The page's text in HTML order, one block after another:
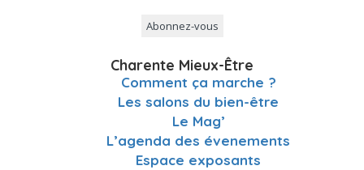
Charente Mieux-Être
Comment ça marche ?
Les salons du bien-être
Le Mag’
L’agenda des évenements
Espace exposants